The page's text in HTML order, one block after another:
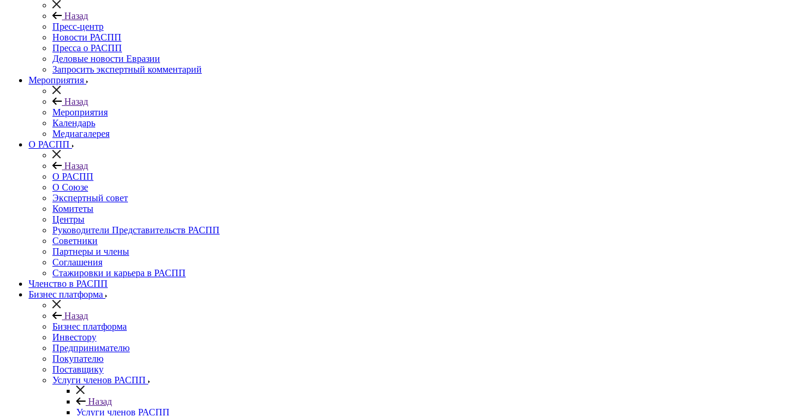
Назад
Пресс-центр
Новости РАСПП
Пресса о РАСПП
Деловые новости Евразии
Запросить экспертный комментарий
Мероприятия
Назад
Мероприятия
Календарь
Медиагалерея
О РАСПП
Назад
О РАСПП
О Союзе
Экспертный совет
Комитеты
Центры
Руководители Представительств РАСПП
Советники
Партнеры и члены
Соглашения
Стажировки и карьера в РАСПП
Членство в РАСПП
Бизнес платформа
Назад
Бизнес платформа
Инвестору
Предпринимателю
Покупателю
Поставщику
Услуги членов РАСПП
Назад
Услуги членов РАСПП